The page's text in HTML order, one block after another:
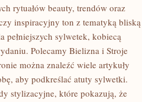
rytuałów beauty, trendów oraz
inspiracyjny ton z tematyką bliską
pełniejszych sylwetek, kobiecą
Polecamy Bielizna i Stroje
można znaleźć wiele artykuły
aby podkreślać atuty sylwetki.
stylizacyjne, które pokazują, że